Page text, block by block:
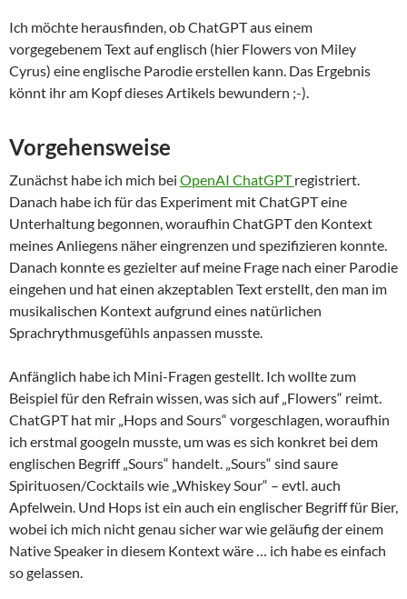
Ich möchte herausfinden, ob ChatGPT aus einem
vorgegebenem Text auf englisch (hier Flowers von Miley
Cyrus) eine englische Parodie erstellen kann. Das Ergebnis
könnt ihr am Kopf dieses Artikels bewundern ;-).
Vorgehensweise
Zunächst habe ich mich bei OpenAI ChatGPTregistriert.
Danach habe ich für das Experiment mit ChatGPT eine
Unterhaltung begonnen, woraufhin ChatGPT den Kontext
meines Anliegens näher eingrenzen und spezifizieren konnte.
Danach konnte es gezielter auf meine Frage nach einer Parodie
eingehen und hat einen akzeptablen Text erstellt, den man im
musikalischen Kontext aufgrund eines natürlichen
Sprachrythmusgefühls anpassen musste.
Anfänglich habe ich Mini-Fragen gestellt. Ich wollte zum
Beispiel für den Refrain wissen, was sich auf „Flowers“ reimt.
ChatGPT hat mir „Hops and Sours“ vorgeschlagen, woraufhin
ich erstmal googeln musste, um was es sich konkret bei dem
englischen Begriff „Sours“ handelt. „Sours“ sind saure
Spirituosen/Cocktails wie „Whiskey Sour“ – evtl. auch
Apfelwein. Und Hops ist ein auch ein englischer Begriff für Bier,
wobei ich mich nicht genau sicher war wie geläufig der einem
Native Speaker in diesem Kontext wäre … ich habe es einfach
so gelassen.